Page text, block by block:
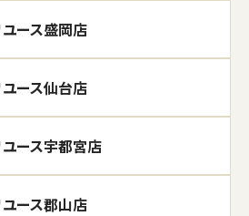
ユース盛岡店
ユース仙台店
ユース宇都宮店
ユース郡山店